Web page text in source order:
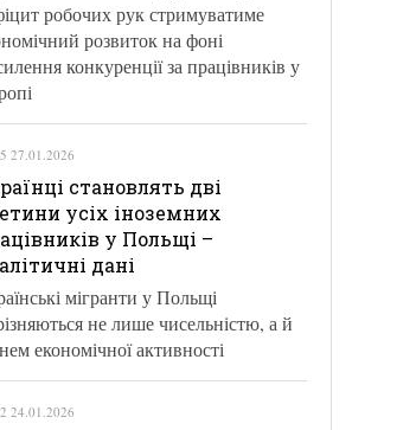
робочих рук стримуватиме
розвиток на фоні
конкуренції за працівників у
27.01.2026
становлять дві
усіх іноземних
у Польщі –
дані
мігранти у Польщі
не лише чисельністю, а й
економічної активності
24.01.2026